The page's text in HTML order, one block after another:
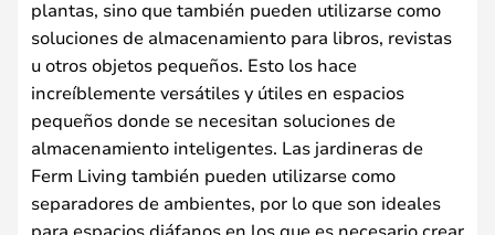
plantas, sino que también pueden utilizarse como
soluciones de almacenamiento para libros, revistas
u otros objetos pequeños. Esto los hace
increíblemente versátiles y útiles en espacios
pequeños donde se necesitan soluciones de
almacenamiento inteligentes. Las jardineras de
Ferm Living también pueden utilizarse como
separadores de ambientes, por lo que son ideales
para espacios diáfanos en los que es necesario crear